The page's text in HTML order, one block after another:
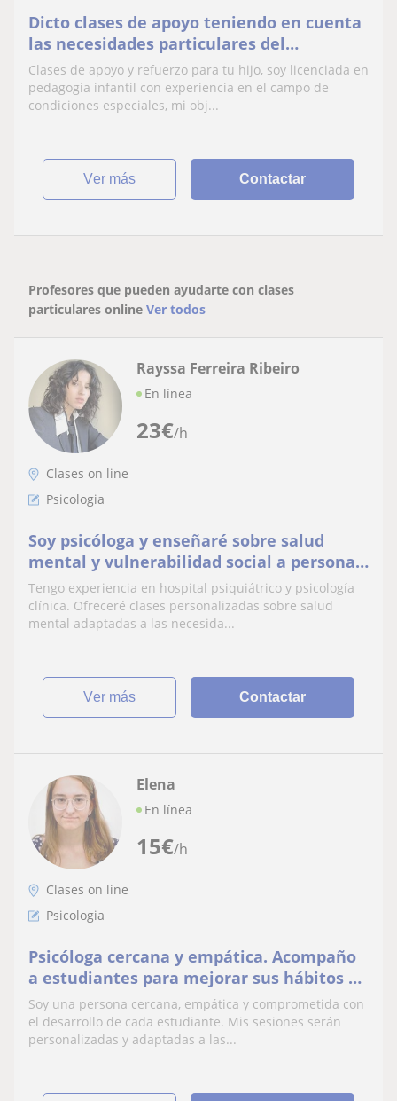
Dicto clases de apoyo teniendo en cuenta
las necesidades particulares del
estudiante, centrando la clase en sus
capacidades e intereses
Clases de apoyo y refuerzo para tu hijo, soy licenciada en
pedagogía infantil con experiencia en el campo de
condiciones especiales, mi obj...
ver más Contactar
Profesores que pueden ayudarte con clases
particulares online Ver todos
23€/h
Rayssa Ferreira Ribeiro
En línea
Clases on line
Psicologia
Soy psicóloga y enseñaré sobre salud
mental y vulnerabilidad social a personas
que hablan principalmente portugués e
inglés.
Tengo experiencia en hospital psiquiátrico y psicología
clínica. Ofreceré clases personalizadas sobre salud
mental adaptadas a las necesida...
ver más Contactar
15€/h
Elena
En línea
Clases on line
Psicologia
Psicóloga cercana y empática. Acompaño
a estudiantes para mejorar sus hábitos de
estudio, gestionar emociones y
motivación.
Soy una persona cercana, empática y comprometida con
el desarrollo de cada estudiante. Mis sesiones serán
personalizadas y adaptadas a las...